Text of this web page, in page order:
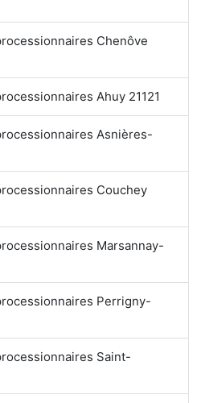
Chenôve
Ahuy 21121
Asnières-
Couchey
Marsannay-
Perrigny-
Saint-